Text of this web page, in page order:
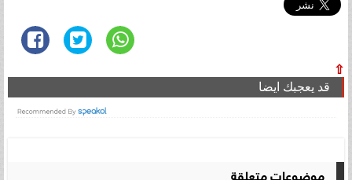
⇧
قد يعجبك ايضا
موضوعات متعلقة